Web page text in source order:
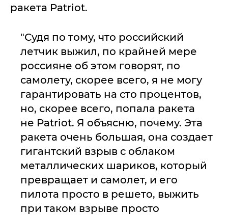
ракета Patriot.
"Судя по тому, что российский
летчик выжил, по крайней мере
россияне об этом говорят, по
самолету, скорее всего, я не могу
гарантировать на сто процентов,
но, скорее всего, попала ракета
не Patriot. Я объясню, почему. Эта
ракета очень большая, она создает
гигантский взрыв с облаком
металлических шариков, который
превращает и самолет, и его
пилота просто в решето, выжить
при таком взрыве просто